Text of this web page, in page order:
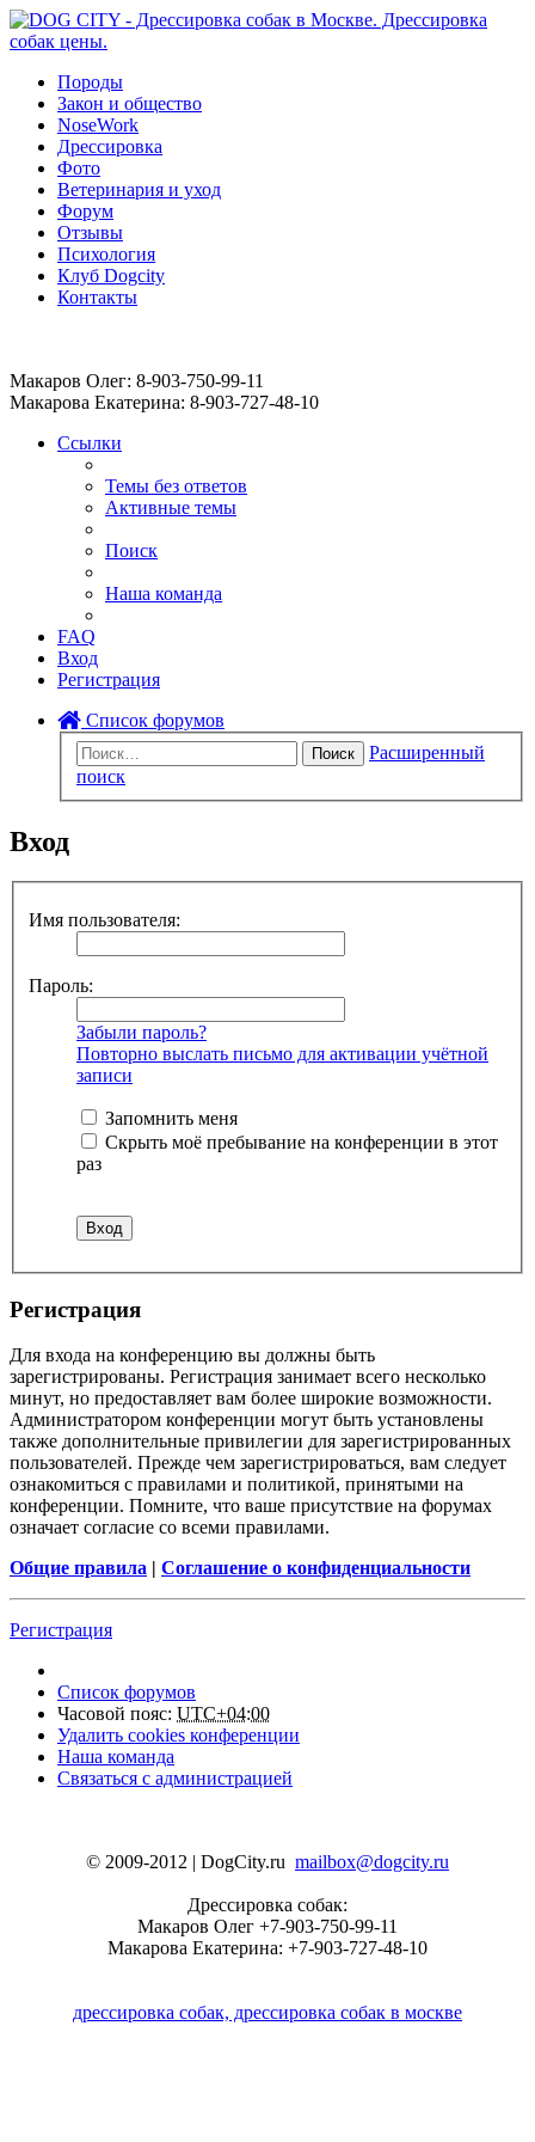
Породы
Закон и общество
NoseWork
Дрессировка
Фото
Ветеринария и уход
Форум
Отзывы
Психология
Клуб Dogcity
Контакты
Макаров Олег: 8-903-750-99-11
Макарова Екатерина: 8-903-727-48-10
Ссылки
Темы без ответов
Активные темы
Поиск
Наша команда
FAQ
Вход
Регистрация
Список форумов
Поиск
Расширенный
поиск
Вход
Имя пользователя:
Пароль:
Забыли пароль?
Повторно выслать письмо для активации учётной
записи
Запомнить меня
Скрыть моё пребывание на конференции в этот
раз
Регистрация
Для входа на конференцию вы должны быть
зарегистрированы. Регистрация занимает всего несколько
минут, но предоставляет вам более широкие возможности.
Администратором конференции могут быть установлены
также дополнительные привилегии для зарегистрированных
пользователей. Прежде чем зарегистрироваться, вам следует
ознакомиться с правилами и политикой, принятыми на
конференции. Помните, что ваше присутствие на форумах
означает согласие со всеми правилами.
Общие правила | Соглашение о конфиденциальности
Регистрация
Список форумов
Часовой пояс: UTC+04:00
Удалить cookies конференции
Наша команда
Связаться с администрацией
© 2009-2012 | DogCity.ru mailbox@dogcity.ru
Дрессировка собак:
Макаров Олег +7-903-750-99-11
Макарова Екатерина: +7-903-727-48-10
дрессировка собак, дрессировка собак в москве